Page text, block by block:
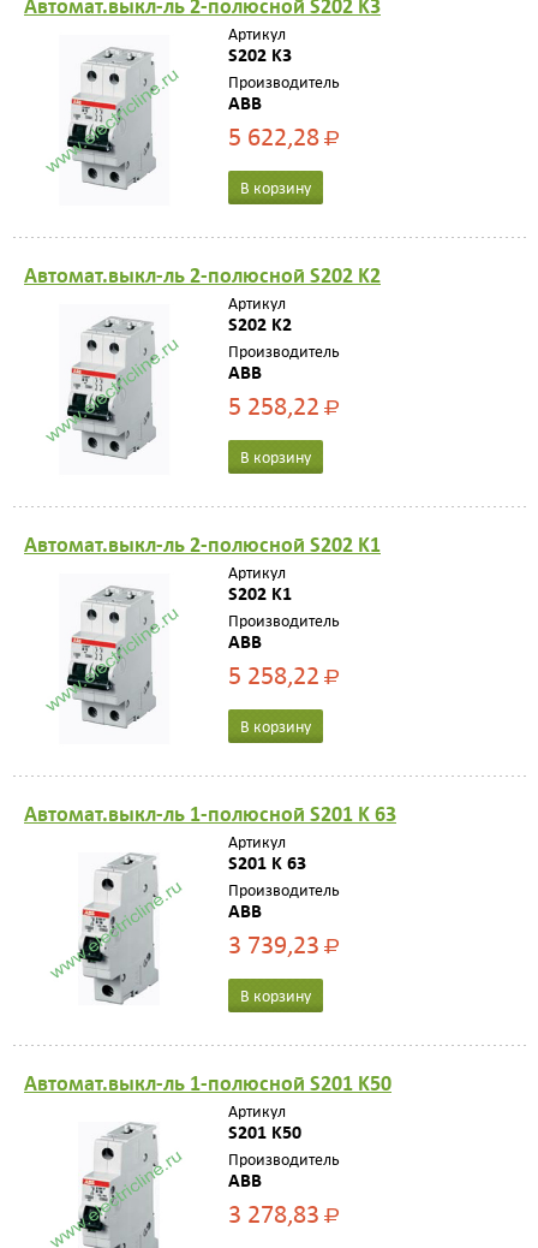
Артикул
S202 K3
Производитель
ABB
5 622,28Р
В корзину
Автомат.выкл-ль 2-полюсной S202 K2
Артикул
S202 K2
Производитель
ABB
5 258,22Р
В корзину
Автомат.выкл-ль 2-полюсной S202 K1
Артикул
S202 K1
Производитель
ABB
5 258,22Р
В корзину
Автомат.выкл-ль 1-полюсной S201 K 63
Артикул
S201 K 63
Производитель
ABB
3 739,23Р
В корзину
Автомат.выкл-ль 1-полюсной S201 K50
Артикул
S201 K50
Производитель
ABB
3 278,83Р